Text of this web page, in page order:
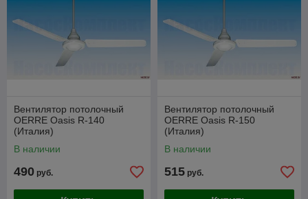
Вентилятор потолочный
OERRE Oasis R-140
(Италия)
В наличии
490 руб.
Вентилятор потолочный
OERRE Oasis R-150
(Италия)
В наличии
515 руб.